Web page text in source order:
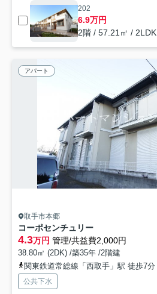
202
6.9万円
2階 / 57.21㎡ / 2LDK
アパート
取手市本郷
コーポセンチュリー
4.3万円 管理/共益費2,000円
38.80㎡ (2DK) /築35年 /2階建
関東鉄道常総線「西取手」駅 徒歩7分
公共下水